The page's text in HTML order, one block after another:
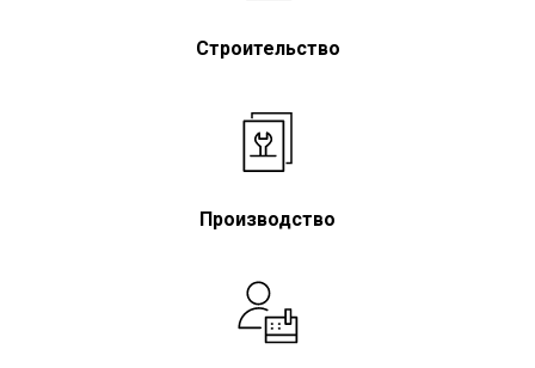
Строительство
Производство